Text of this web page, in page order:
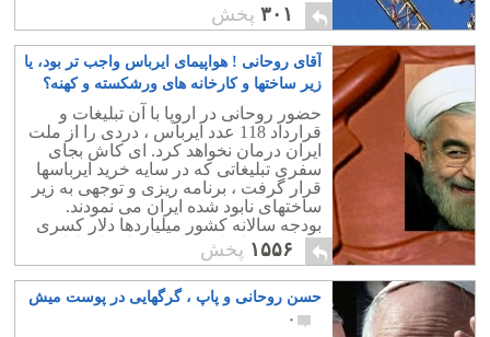
۳۰۱ پخش
آقای روحانی ! هواپیمای ایرباس واجب تر بود، یا
زیر ساختها و کارخانه های ورشکسته و کهنه؟
حضور روحانی در اروپا با آن تبلیغات و
قرارداد 118 عدد ایرباس ، دردی را از ملت
ایران درمان نخواهد کرد. ای کاش بجای
سفری تبلیغاتی که در سایه خرید ایرباسها
قرار گرفت ، برنامه ریزی و توجهی به زیر
ساختهای نابود شده ایران می نمودند.
بودجه سالانه کشور میلیاردها دلار کسری
دارد! یعنی ایجاد شغل برای اروپاییها. این
کار شاید پس از قرارداد برای بهسازی
صدها کارخانه کهنه و ورشکسته باید انجام
می شد. صنعت ایران امروز کجاست؟
وضعیت نساجی و پوشاک ، کفش سازی ،
۱۵۵۶ پخش
حسن روحانی و پاپ ، گرگهایی در پوست میش
۰